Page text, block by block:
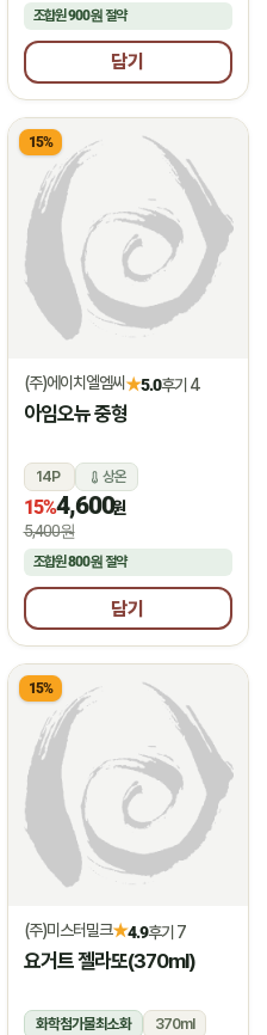
조합원900원절약
담기
15%
(주)에이치엘엠씨★5.0후기 4
아임오뉴 중형
14P 상온
15%4,600원
5,400원
조합원800원절약
담기
15%
(주)미스터밀크★4.9후기 7
요거트 젤라또(370ml)
화학첨가물최소화
370ml